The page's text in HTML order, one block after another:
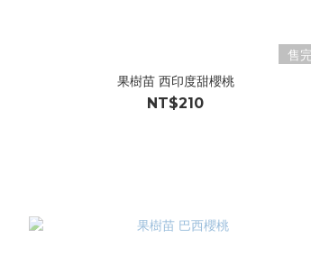
售完
果樹苗 西印度甜櫻桃
NT$210